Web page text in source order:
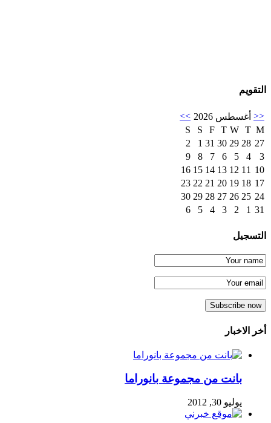
التقويم
<< أغسطس 2026
>>
M
T
W
T
F
S
S
27
28
29
30
31
1
2
3
4
5
6
7
8
9
10
11
12
13
14
15
16
17
18
19
20
21
22
23
24
25
26
27
28
29
30
31
1
2
3
4
5
6
التسجيل
أخر الاخبار
بانت من مجموعة بانوراما
يوليو 30, 2012